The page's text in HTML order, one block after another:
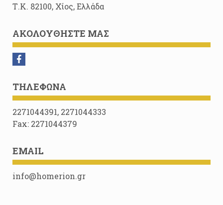
Τ.Κ. 82100, Χίος, Ελλάδα
ΑΚΟΛΟΥΘΉΣΤΕ ΜΑΣ
ΤΗΛΈΦΩΝΑ
2271044391, 2271044333
Fax: 2271044379
EMAIL
info@homerion.gr